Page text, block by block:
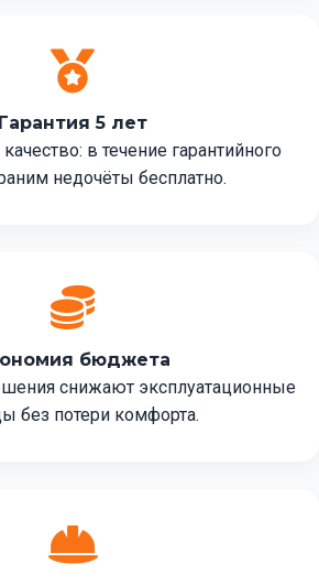
Гарантия 5 лет
в течение гарантийного
недочёты бесплатно.
бюджета
снижают эксплуатационные
без потери комфорта.